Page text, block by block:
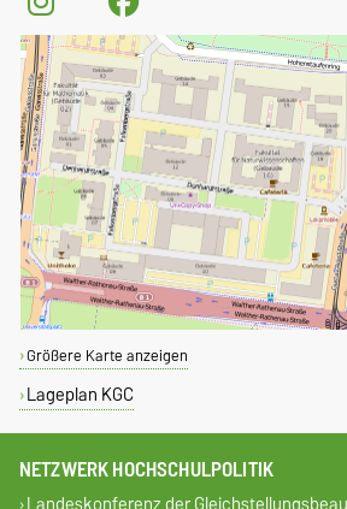
Größere Karte anzeigen
Lageplan KGC
NETZWERK HOCHSCHULPOLITIK